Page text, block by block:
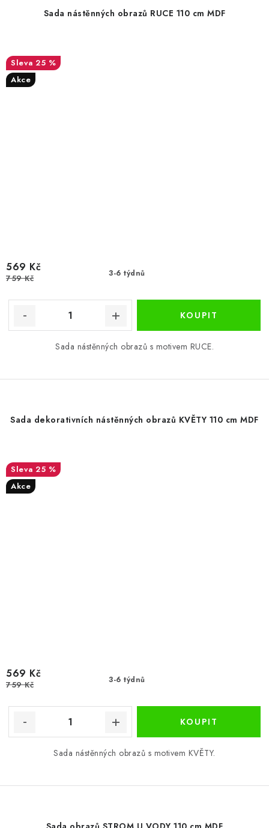
Sada nástěnných obrazů RUCE 110 cm MDF
25 %
Akce
3-6 týdnů
569 Kč
759 Kč
Sada nástěnných obrazů s motivem RUCE.
Sada dekorativních nástěnných obrazů KVĚTY 110 cm MDF
25 %
Akce
3-6 týdnů
569 Kč
759 Kč
Sada nástěnných obrazů s motivem KVĚTY.